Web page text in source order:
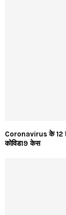
Coronavirus के 12
कोविड19 केस